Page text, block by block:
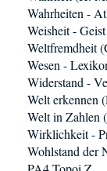
Wahrheiten -
Weisheit -
Weltfremdheit
Wesen -
Widerstand -
Welt erkennen
Welt in Zahlen
Wirklichkeit -
Wohlstand der